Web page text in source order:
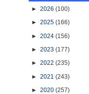
►2026(100)
►2025(166)
►2024(156)
►2023(177)
►2022(235)
►2021(243)
►2020(257)